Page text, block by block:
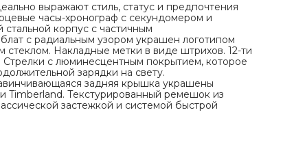
выражают стиль, статус и предпочтения
часы-хронограф с секундомером и
корпус с частичным
с радиальным узором украшен логотипом
Накладные метки в виде штрихов. 12-ти
с люминесцентным покрытием, которое
зарядки на свету.
задняя крышка украшены
Timberland. Текстурированный ремешок из
застежкой и системой быстрой